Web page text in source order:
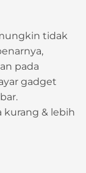
tidak
pada
gadget
kurang & lebih